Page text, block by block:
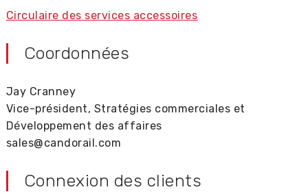
Circulaire des services accessoires
Coordonnées
Jay Cranney
Vice-président, Stratégies commerciales et
Développement des affaires
sales@candorail.com
Connexion des clients